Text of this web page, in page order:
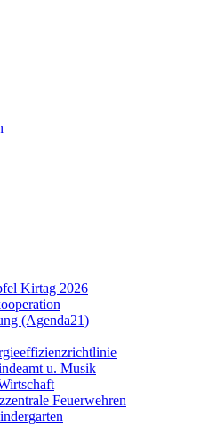
Kirtag 2026
(Agenda21)
u. Musik
Feuerwehren